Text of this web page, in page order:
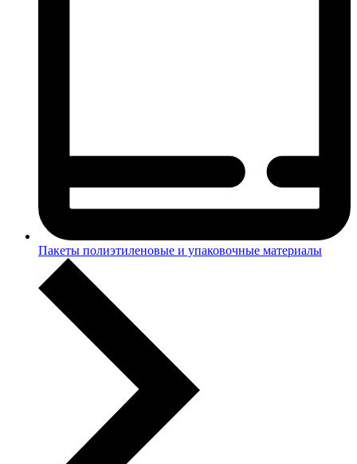
Пакеты полиэтиленовые и упаковочные материалы